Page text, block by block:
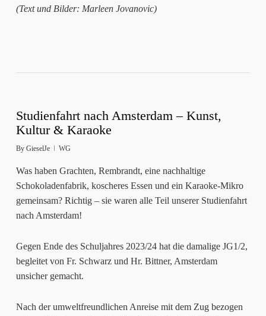
(Text und Bilder: Marleen Jovanovic)
Studienfahrt nach Amsterdam – Kunst,
Kultur & Karaoke
By GieselJe WG
Was haben Grachten, Rembrandt, eine nachhaltige
Schokoladenfabrik, koscheres Essen und ein Karaoke-Mikro
gemeinsam? Richtig – sie waren alle Teil unserer Studienfahrt
nach Amsterdam!
Gegen Ende des Schuljahres 2023/24 hat die damalige JG1/2,
begleitet von Fr. Schwarz und Hr. Bittner, Amsterdam
unsicher gemacht.
Nach der umweltfreundlichen Anreise mit dem Zug bezogen